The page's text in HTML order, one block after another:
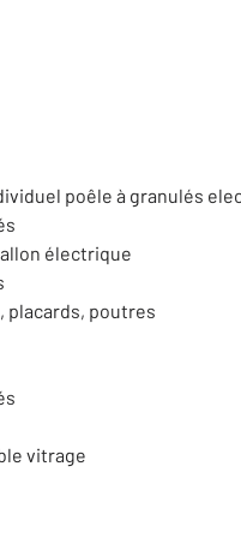
poêle à granulés
électrique
placards, poutres
vitrage